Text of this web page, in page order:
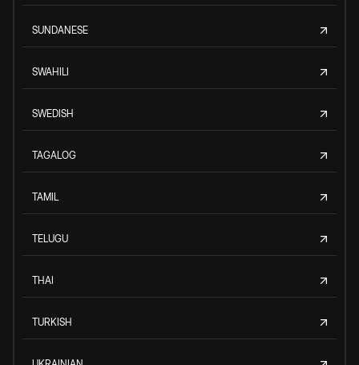
SUNDANESE
SWAHILI
SWEDISH
TAGALOG
TAMIL
TELUGU
THAI
TURKISH